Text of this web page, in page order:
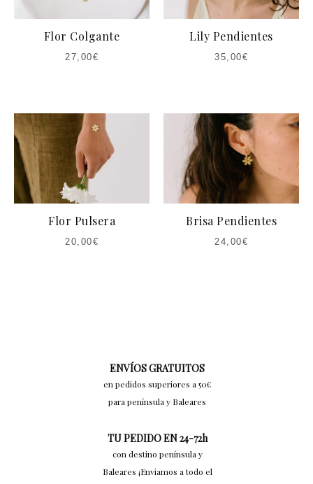
Flor Colgante
27,00€
Lily Pendientes
35,00€
Flor Pulsera
20,00€
Brisa Pendientes
24,00€
ENVÍOS GRATUITOS
en pedidos superiores a 50€
para península y Baleares
TU PEDIDO EN 24-72h
con destino península y
Baleares ¡Enviamos a todo el